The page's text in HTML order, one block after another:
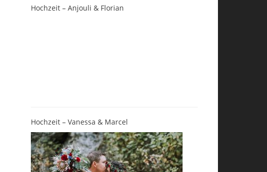
Hochzeit – Anjouli & Florian
Hochzeit – Vanessa & Marcel